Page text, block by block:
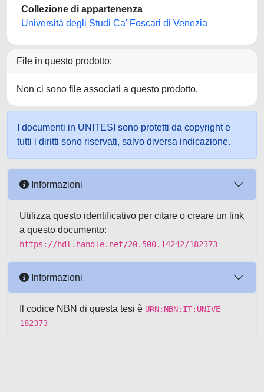
Collezione di appartenenza
Università degli Studi Ca' Foscari di Venezia
File in questo prodotto:
Non ci sono file associati a questo prodotto.
I documenti in UNITESI sono protetti da copyright e
tutti i diritti sono riservati, salvo diversa indicazione.
Informazioni
Utilizza questo identificativo per citare o creare un link
a questo documento:
https://hdl.handle.net/20.500.14242/182373
Informazioni
Il codice NBN di questa tesi è URN:NBN:IT:UNIVE-
182373